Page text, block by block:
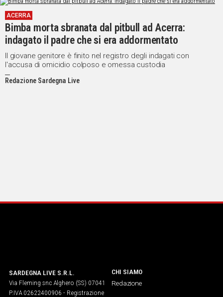
ACERRA
Bimba morta sbranata dal pitbull ad Acerra:
indagato il padre che si era addormentato
Il giovane genitore è finito nel registro degli indagati con
l'accusa di omicidio colposo e omessa custodia
Redazione Sardegna Live
SARDEGNA LIVE S.R.L.
Via Fleming snc Alghero (SS) 07041
P.IVA 02622400906 - Registrazione
CHI SIAMO
Redazione